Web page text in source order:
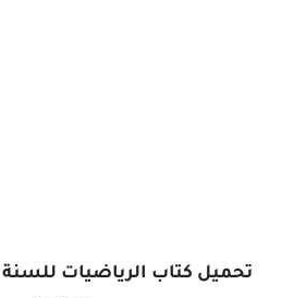
تحميل كتاب الرياضيات للسنة